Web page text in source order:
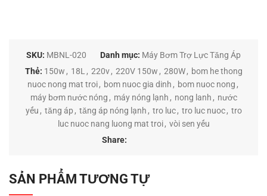
SKU: MBNL-020 Danh mục: Máy Bơm Trợ Lực Tăng Áp
Thẻ: 150w , 18L , 220v , 220V 150w , 280W , bom he thong
nuoc nong mat troi, bom nuoc gia dinh , bom nuoc nong ,
máy bơm nước nóng , máy nóng lạnh , nong lanh , nước
yếu , tăng áp , tăng áp nóng lạnh , tro luc , tro luc nuoc , tro
luc nuoc nang luong mat troi , vòi sen yếu
Share:
SẢN PHẨM TƯƠNG TỰ